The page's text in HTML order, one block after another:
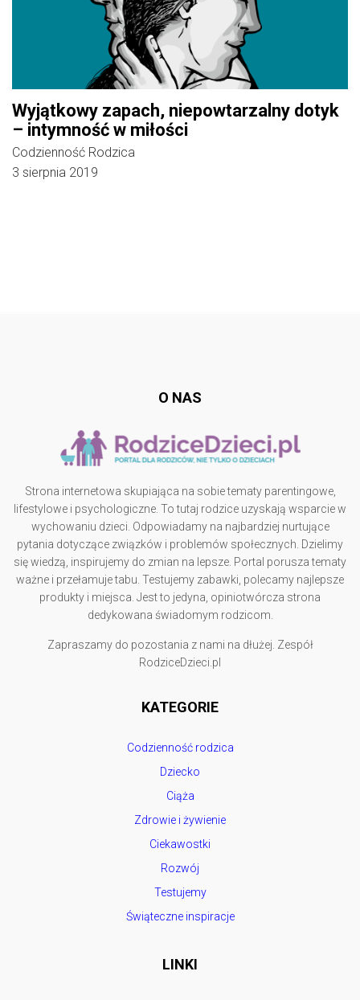
Wyjątkowy zapach, niepowtarzalny dotyk
– intymność w miłości
Codzienność Rodzica
3 sierpnia 2019
O NAS
Strona internetowa skupiająca na sobie tematy parentingowe,
lifestylowe i psychologiczne. To tutaj rodzice uzyskają wsparcie w
wychowaniu dzieci. Odpowiadamy na najbardziej nurtujące
pytania dotyczące związków i problemów społecznych. Dzielimy
się wiedzą, inspirujemy do zmian na lepsze. Portal porusza tematy
ważne i przełamuje tabu. Testujemy zabawki, polecamy najlepsze
produkty i miejsca. Jest to jedyna, opiniotwórcza strona
dedykowana świadomym rodzicom.
Zapraszamy do pozostania z nami na dłużej. Zespół
RodziceDzieci.pl
KATEGORIE
Codzienność rodzica
Dziecko
Ciąża
Zdrowie i żywienie
Ciekawostki
Rozwój
Testujemy
Świąteczne inspiracje
LINKI